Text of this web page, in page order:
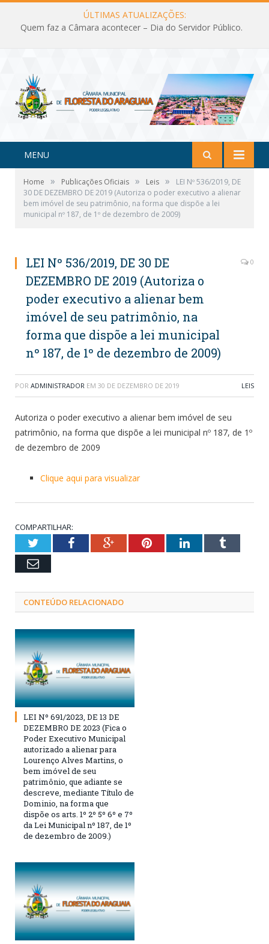
ÚLTIMAS ATUALIZAÇÕES:
Quem faz a Câmara acontecer – Dia do Servidor Público.
MENU
Home » Publicações Oficiais » Leis »
LEI Nº 536/2019, DE
30 DE DEZEMBRO DE 2019 (Autoriza o poder executivo a alienar
bem imóvel de seu patrimônio, na forma que dispõe a lei
municipal nº 187, de 1º de dezembro de 2009)
LEI Nº 536/2019, DE 30 DE
DEZEMBRO DE 2019 (Autoriza o
poder executivo a alienar bem
imóvel de seu patrimônio, na
forma que dispõe a lei municipal
nº 187, de 1º de dezembro de 2009)
0
POR ADMINISTRADOR EM 30 DE DEZEMBRO DE 2019 LEIS
Autoriza o poder executivo a alienar bem imóvel de seu
patrimônio, na forma que dispõe a lei municipal nº 187, de 1º
de dezembro de 2009
Clique aqui para visualizar
COMPARTILHAR:
TwitterFacebookGoogle+PinterestLinkedInTumblr
Email
CONTEÚDO RELACIONADO
LEI Nº 691/2023, DE 13 DE
DEZEMBRO DE 2023 (Fica o
Poder Executivo Municipal
autorizado a alienar para
Lourenço Alves Martins, o
bem imóvel de seu
patrimônio, que adiante se
descreve, mediante Título de
Dominio, na forma que
dispõe os arts. 1º 2º 5º 6º e 7º
da Lei Municipal nº 187, de 1º
de dezembro de 2009.)